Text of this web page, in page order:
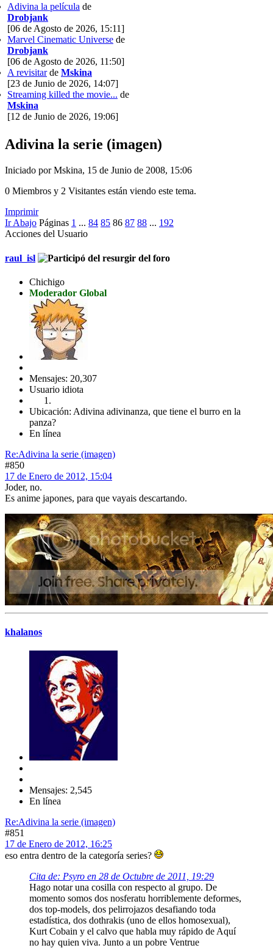
Adivina la película de
Drobjank
[06 de Agosto de 2026, 15:11]
Marvel Cinematic Universe de
Drobjank
[06 de Agosto de 2026, 11:50]
A revisitarde Mskina
[23 de Junio de 2026, 14:07]
Streaming killed the movie... de
Mskina
[12 de Junio de 2026, 19:06]
Adivina la serie (imagen)
Iniciado por Mskina, 15 de Junio de 2008, 15:06
0 Miembros y 2 Visitantes están viendo este tema.
Imprimir
Ir Abajo Páginas 1 ... 84 85 86 87 88 ... 192
Acciones del Usuario
raul_isl
Chichigo
Moderador Global
Mensajes: 20,307
Usuario idiota
Ubicación: Adivina adivinanza, que tiene el burro en la
panza?
En línea
Re:Adivina la serie (imagen)
#850
17 de Enero de 2012, 15:04
Joder, no.
Es anime japones, para que vayais descartando.
khalanos
Mensajes: 2,545
En línea
Re:Adivina la serie (imagen)
#851
17 de Enero de 2012, 16:25
eso entra dentro de la categoría series?
Cita de: Psyro en 28 de Octubre de 2011, 19:29
Hago notar una cosilla con respecto al grupo. De
momento somos dos nosferatu horriblemente deformes,
dos top-models, dos pelirrojazos desafiando toda
estadística, dos dothrakis (uno de ellos homosexual),
Kurt Cobain y el calvo que habla muy rápido de Aquí
no hay quien viva. Junto a un pobre Ventrue